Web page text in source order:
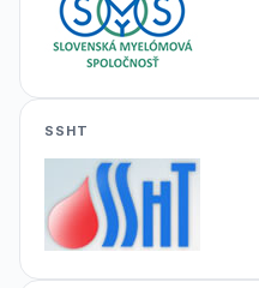
SSHT